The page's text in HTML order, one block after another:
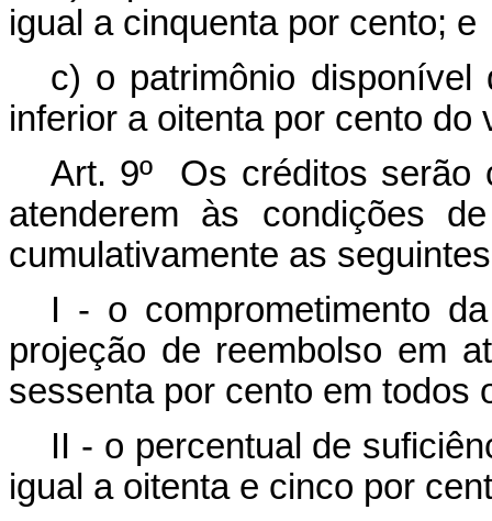
igual a cinquenta por cento; e
c) o patrimônio
inferior a oitenta por cento
Art. 9º Os créditos serão
atenderem às condições
cumulativamente as
I - o comprometimento
projeção de reembolso em
sessenta por cento em todos
II - o percentual de
igual a oitenta e cinco por